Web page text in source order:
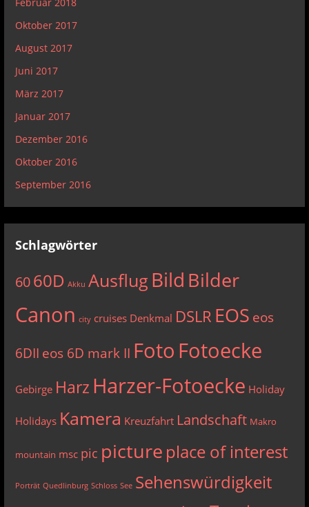
Oktober 2017
August 2017
Juni 2017
März 2017
Januar 2017
Dezember 2016
Oktober 2016
September 2016
Schlagwörter
6060D Akku Ausflug Bild Bilder
Canon city cruises Denkmal DSLR EOS eos
6DII eos 6D mark II Foto Fotoecke
Gebirge Harz Harzer-Fotoecke Holiday
Holidays Kamera Kreuzfahrt Landschaft Makro
mountain msc pic picture place of interest
Porträt Quedlinburg Schloss See Sehenswürdigkeit